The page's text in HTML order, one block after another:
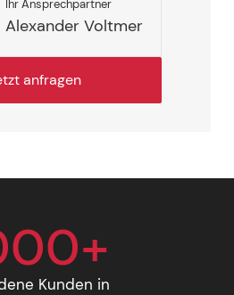
Ihr Ansprechpartner
Alexander Voltmer
anfragen
Kunden in